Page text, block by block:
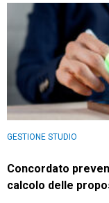
GESTIONE STUDIO
Concordato
calcolo delle